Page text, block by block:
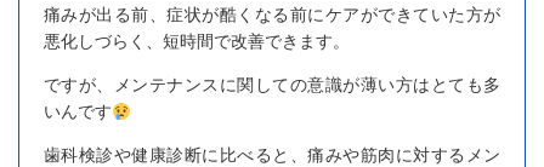
痛みが出る前、症状が酷くなる前にケアができていた方が
悪化しづらく、短時間で改善できます。
ですが、メンテナンスに関しての意識が薄い方はとても多
いんです
歯科検診や健康診断に比べると、痛みや筋肉に対するメン